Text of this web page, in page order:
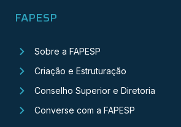
FAPESP
Sobre a FAPESP
Criação e Estruturação
Conselho Superior e Diretoria
Converse com a FAPESP